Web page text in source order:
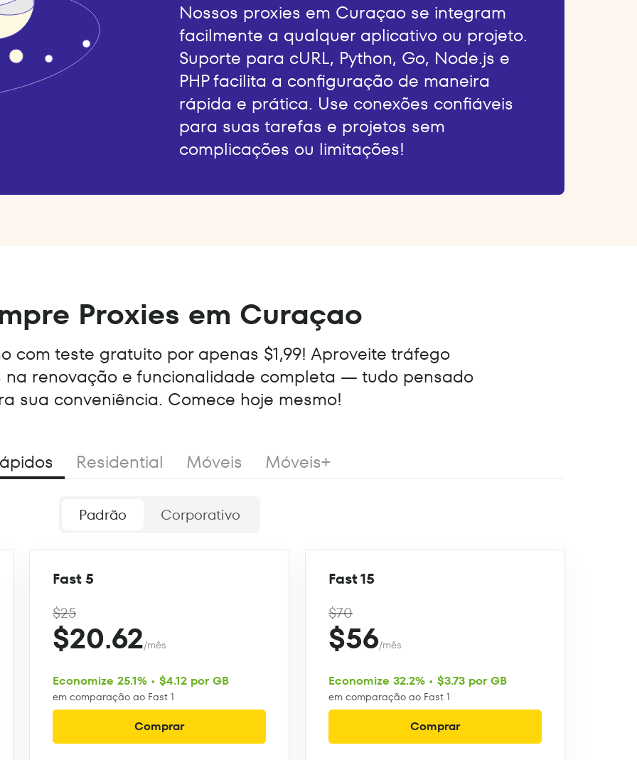
Nossos proxies em Curaçao se integram
facilmente a qualquer aplicativo ou projeto.
Suporte para cURL, Python, Go, Node.js e
PHP facilita a configuração de maneira
rápida e prática. Use conexões confiáveis
para suas tarefas e projetos sem
complicações ou limitações!
Proxies em Curaçao
com teste gratuito por apenas $1,99! Aproveite tráfego
na renovação e funcionalidade completa — tudo pensado
sua conveniência. Comece hoje mesmo!
Residential Móveis Móveis+
Padrão Corporativo
Fast 5
$25
$20.62/mês
Economize 25.1% • $4.12 por GB
em comparação ao Fast 1
Comprar
Fast 15
$70
$56/mês
Economize 32.2% • $3.73 por GB
em comparação ao Fast 1
Comprar